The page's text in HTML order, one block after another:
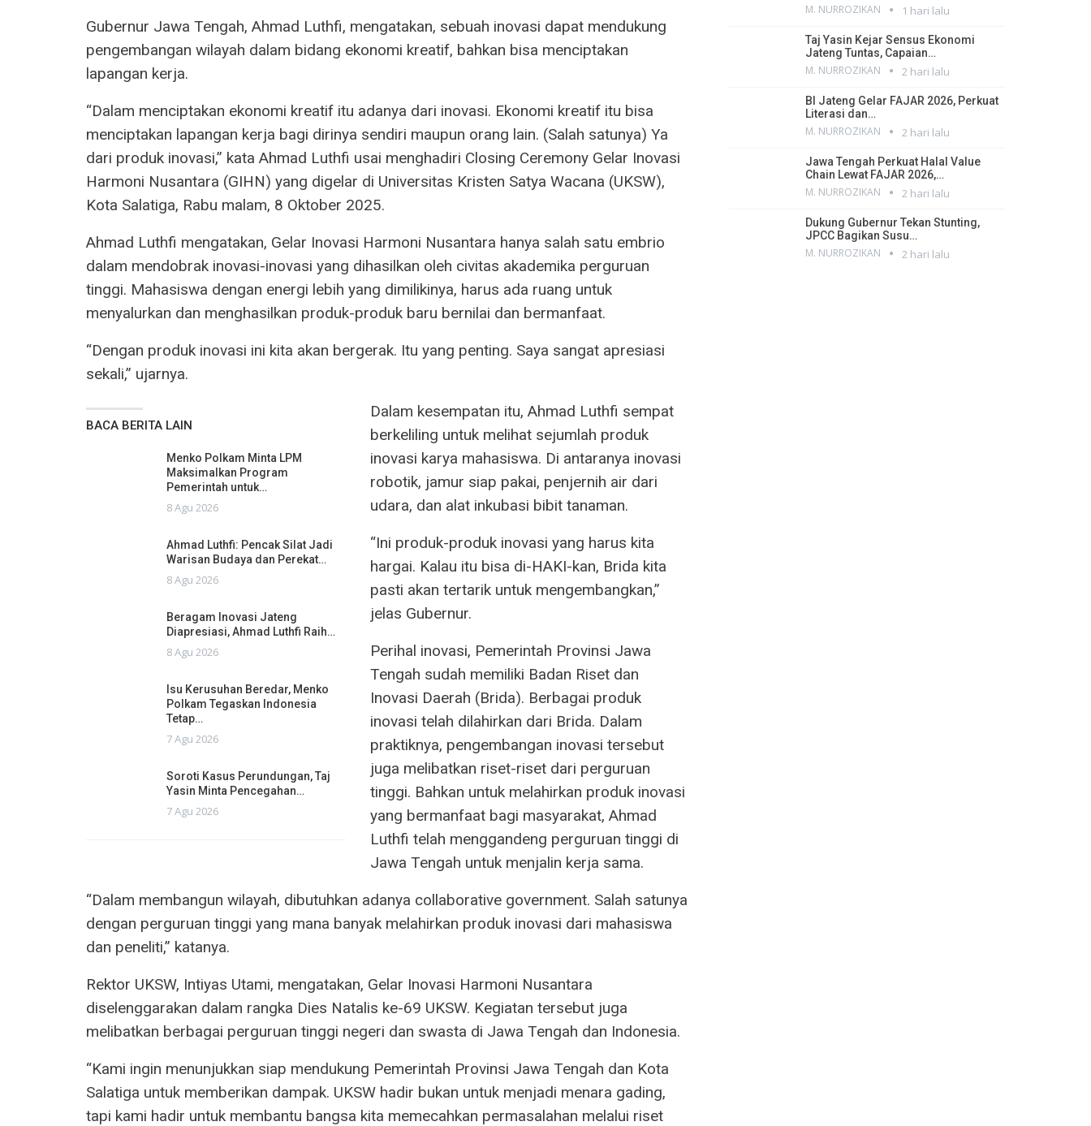
Gubernur Jawa Tengah, Ahmad Luthfi, mengatakan, sebuah inovasi dapat mendukung
pengembangan wilayah dalam bidang ekonomi kreatif, bahkan bisa menciptakan
lapangan kerja.
“Dalam menciptakan ekonomi kreatif itu adanya dari inovasi. Ekonomi kreatif itu bisa
menciptakan lapangan kerja bagi dirinya sendiri maupun orang lain. (Salah satunya) Ya
dari produk inovasi,” kata Ahmad Luthfi usai menghadiri Closing Ceremony Gelar Inovasi
Harmoni Nusantara (GIHN) yang digelar di Universitas Kristen Satya Wacana (UKSW),
Kota Salatiga, Rabu malam, 8 Oktober 2025.
Ahmad Luthfi mengatakan, Gelar Inovasi Harmoni Nusantara hanya salah satu embrio
dalam mendobrak inovasi-inovasi yang dihasilkan oleh civitas akademika perguruan
tinggi. Mahasiswa dengan energi lebih yang dimilikinya, harus ada ruang untuk
menyalurkan dan menghasilkan produk-produk baru bernilai dan bermanfaat.
“Dengan produk inovasi ini kita akan bergerak. Itu yang penting. Saya sangat apresiasi
sekali,” ujarnya.
BACA BERITA LAIN
Menko Polkam Minta LPM
Maksimalkan Program
Pemerintah untuk…
8 Agu 2026
Ahmad Luthfi: Pencak Silat Jadi
Warisan Budaya dan Perekat…
8 Agu 2026
Beragam Inovasi Jateng
Diapresiasi, Ahmad Luthfi Raih…
8 Agu 2026
Isu Kerusuhan Beredar, Menko
Polkam Tegaskan Indonesia
Tetap…
7 Agu 2026
Soroti Kasus Perundungan, Taj
Yasin Minta Pencegahan…
7 Agu 2026
Dalam kesempatan itu, Ahmad Luthfi sempat
berkeliling untuk melihat sejumlah produk
inovasi karya mahasiswa. Di antaranya inovasi
robotik, jamur siap pakai, penjernih air dari
udara, dan alat inkubasi bibit tanaman.
“Ini produk-produk inovasi yang harus kita
hargai. Kalau itu bisa di-HAKI-kan, Brida kita
pasti akan tertarik untuk mengembangkan,”
jelas Gubernur.
Perihal inovasi, Pemerintah Provinsi Jawa
Tengah sudah memiliki Badan Riset dan
Inovasi Daerah (Brida). Berbagai produk
inovasi telah dilahirkan dari Brida. Dalam
praktiknya, pengembangan inovasi tersebut
juga melibatkan riset-riset dari perguruan
tinggi. Bahkan untuk melahirkan produk inovasi
yang bermanfaat bagi masyarakat, Ahmad
Luthfi telah menggandeng perguruan tinggi di
Jawa Tengah untuk menjalin kerja sama.
“Dalam membangun wilayah, dibutuhkan adanya collaborative government. Salah satunya
dengan perguruan tinggi yang mana banyak melahirkan produk inovasi dari mahasiswa
dan peneliti,” katanya.
Rektor UKSW, Intiyas Utami, mengatakan, Gelar Inovasi Harmoni Nusantara
diselenggarakan dalam rangka Dies Natalis ke-69 UKSW. Kegiatan tersebut juga
melibatkan berbagai perguruan tinggi negeri dan swasta di Jawa Tengah dan Indonesia.
“Kami ingin menunjukkan siap mendukung Pemerintah Provinsi Jawa Tengah dan Kota
Salatiga untuk memberikan dampak. UKSW hadir bukan untuk menjadi menara gading,
tapi kami hadir untuk membantu bangsa kita memecahkan permasalahan melalui riset
M. NURROZIKAN 1 hari lalu
Taj Yasin Kejar Sensus Ekonomi
Jateng Tuntas, Capaian…
M. NURROZIKAN 2 hari lalu
BI Jateng Gelar FAJAR 2026, Perkuat
Literasi dan…
M. NURROZIKAN 2 hari lalu
Jawa Tengah Perkuat Halal Value
Chain Lewat FAJAR 2026,…
M. NURROZIKAN 2 hari lalu
Dukung Gubernur Tekan Stunting,
JPCC Bagikan Susu…
M. NURROZIKAN 2 hari lalu